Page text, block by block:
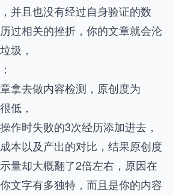
并且也没有经过自身验证的数
过相关的挫折，你的文章就会沦
圾，
拿去做内容检测，原创度为
低，
作时失败的3次经历添加进去，
本以及产出的对比，结果原创度
量却大概翻了2倍左右，原因在
文字有多独特，而且是你的内容